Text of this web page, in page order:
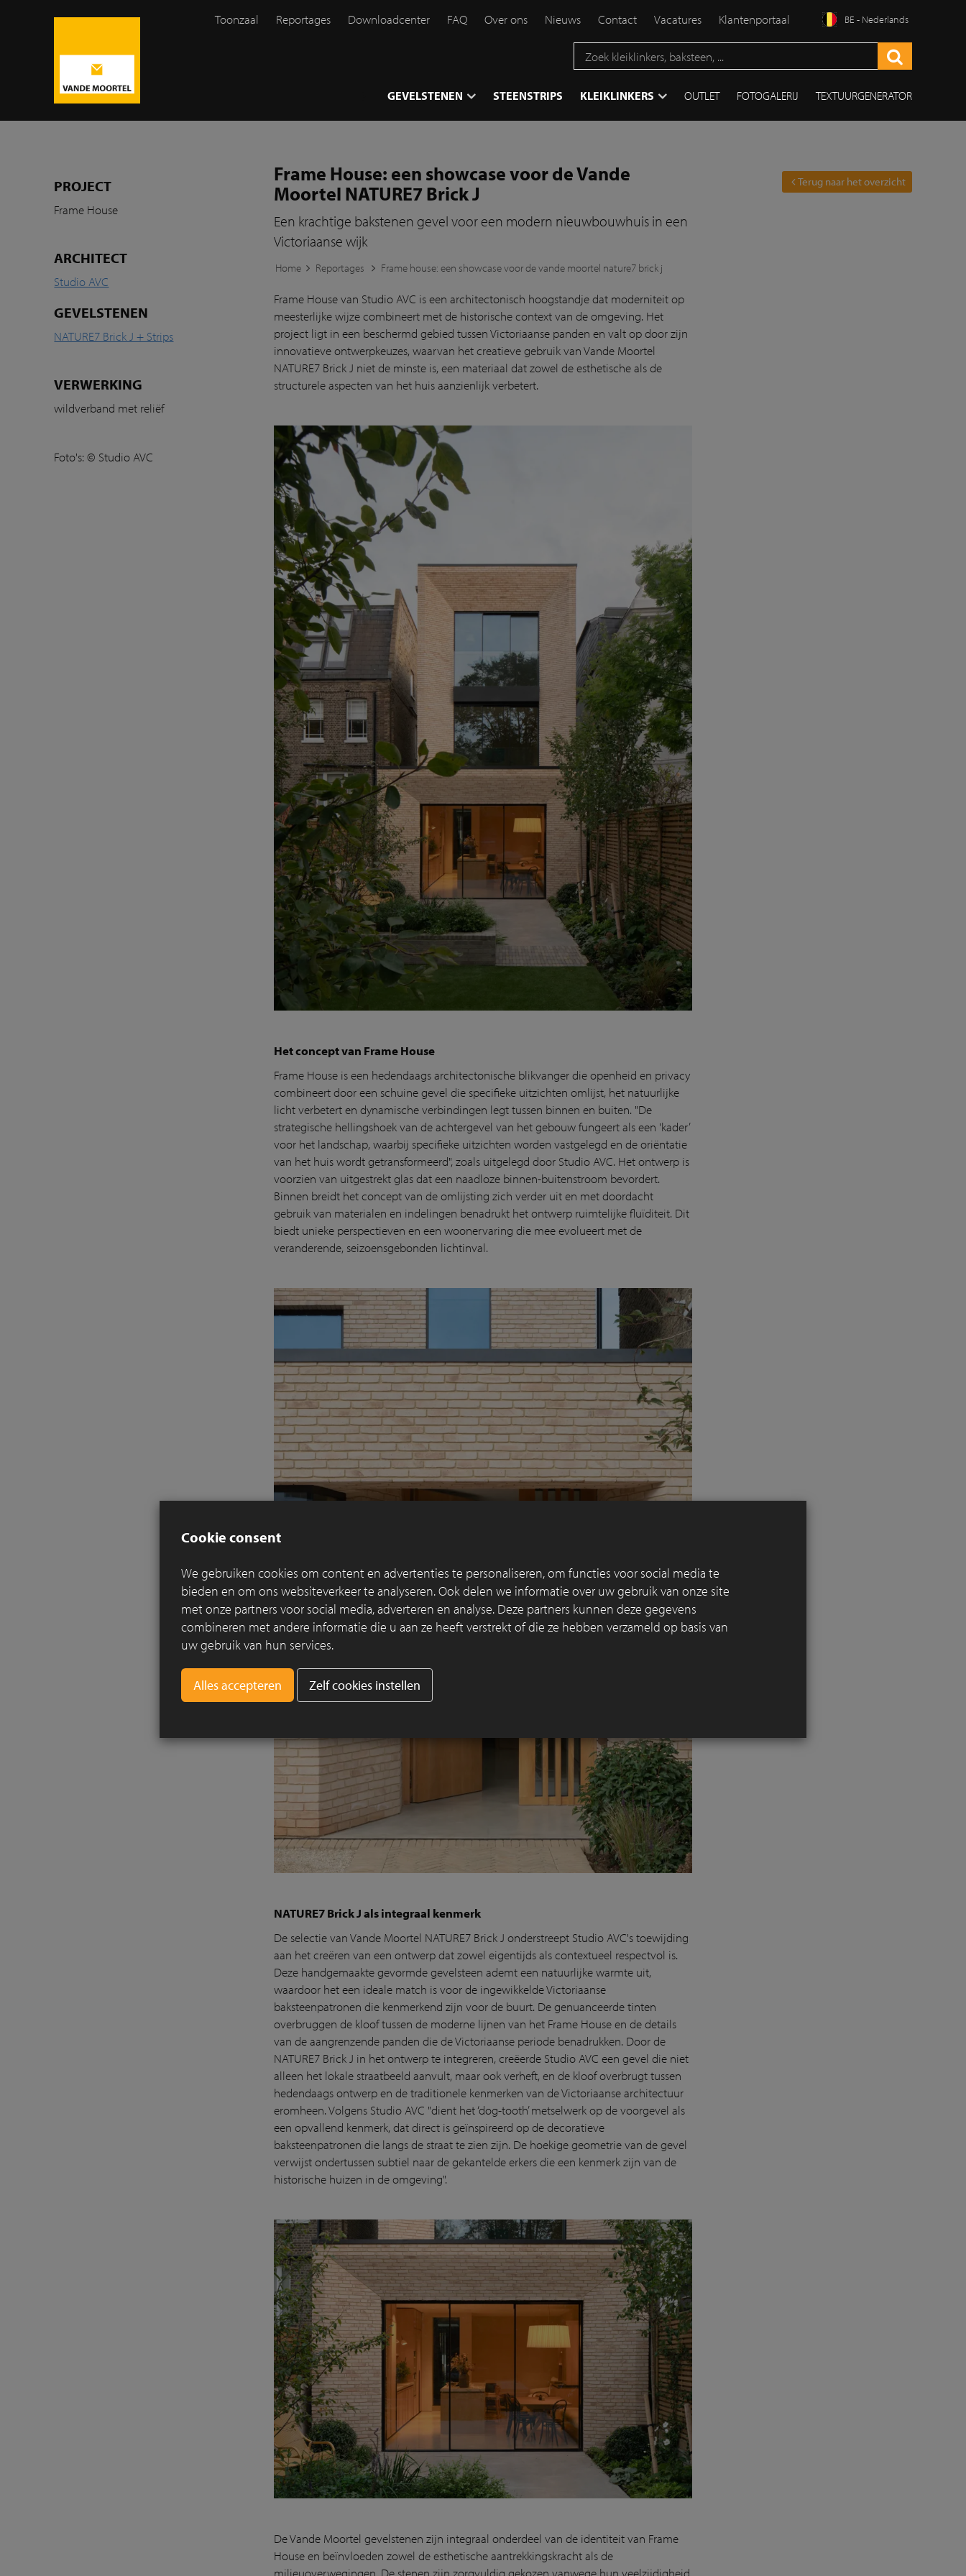
Toonzaal Reportages Downloadcenter FAQ Over ons Nieuws Contact Vacatures Klantenportaal BE - Nederlands
GEVELSTENEN STEENSTRIPS KLEIKLINKERS OUTLET FOTOGALERIJ TEXTUURGENERATOR
PROJECT
Frame House
ARCHITECT
Studio AVC
GEVELSTENEN
NATURE7 Brick J + Strips
VERWERKING
wildverband met reliëf
Foto's: © Studio AVC
Frame House: een showcase voor de Vande
Moortel NATURE7 Brick J
Een krachtige bakstenen gevel voor een modern nieuwbouwhuis in een
Victoriaanse wijk
Home Reportages Frame house: een showcase voor de vande moortel nature7 brick j
Frame House van Studio AVC is een architectonisch hoogstandje dat moderniteit op
meesterlijke wijze combineert met de historische context van de omgeving. Het
project ligt in een beschermd gebied tussen Victoriaanse panden en valt op door zijn
innovatieve ontwerpkeuzes, waarvan het creatieve gebruik van Vande Moortel
NATURE7 Brick J niet de minste is, een materiaal dat zowel de esthetische als de
structurele aspecten van het huis aanzienlijk verbetert.
Het concept van Frame House
Frame House is een hedendaags architectonische blikvanger die openheid en privacy
combineert door een schuine gevel die specifieke uitzichten omlijst, het natuurlijke
licht verbetert en dynamische verbindingen legt tussen binnen en buiten. "De
strategische hellingshoek van de achtergevel van het gebouw fungeert als een 'kader’
voor het landschap, waarbij specifieke uitzichten worden vastgelegd en de oriëntatie
van het huis wordt getransformeerd", zoals uitgelegd door Studio AVC. Het ontwerp is
voorzien van uitgestrekt glas dat een naadloze binnen-buitenstroom bevordert.
Binnen breidt het concept van de omlijsting zich verder uit en met doordacht
gebruik van materialen en indelingen benadrukt het ontwerp ruimtelijke fluïditeit. Dit
biedt unieke perspectieven en een woonervaring die mee evolueert met de
veranderende, seizoensgebonden lichtinval.
NATURE7 Brick J als integraal kenmerk
De selectie van Vande Moortel NATURE7 Brick J onderstreept Studio AVC's toewijding
aan het creëren van een ontwerp dat zowel eigentijds als contextueel respectvol is.
Deze handgemaakte gevormde gevelsteen ademt een natuurlijke warmte uit,
waardoor het een ideale match is voor de ingewikkelde Victoriaanse
baksteenpatronen die kenmerkend zijn voor de buurt. De genuanceerde tinten
overbruggen de kloof tussen de moderne lijnen van het Frame House en de details
van de aangrenzende panden die de Victoriaanse periode benadrukken. Door de
NATURE7 Brick J in het ontwerp te integreren, creëerde Studio AVC een gevel die niet
alleen het lokale straatbeeld aanvult, maar ook verheft, en de kloof overbrugt tussen
hedendaags ontwerp en de traditionele kenmerken van de Victoriaanse architectuur
eromheen. Volgens Studio AVC "dient het ‘dog-tooth’ metselwerk op de voorgevel als
een opvallend kenmerk, dat direct is geïnspireerd op de decoratieve
baksteenpatronen die langs de straat te zien zijn. De hoekige geometrie van de gevel
verwijst ondertussen subtiel naar de gekantelde erkers die een kenmerk zijn van de
historische huizen in de omgeving".
De Vande Moortel gevelstenen zijn integraal onderdeel van de identiteit van Frame
House en beïnvloeden zowel de esthetische aantrekkingskracht als de
milieuoverwegingen. De stenen zijn zorgvuldig gekozen vanwege hun veelzijdigheid
Terug naar het overzicht
Cookie consent
We gebruiken cookies om content en advertenties te personaliseren, om functies voor social media te
bieden en om ons websiteverkeer te analyseren. Ook delen we informatie over uw gebruik van onze site
met onze partners voor social media, adverteren en analyse. Deze partners kunnen deze gegevens
combineren met andere informatie die u aan ze heeft verstrekt of die ze hebben verzameld op basis van
uw gebruik van hun services.
Zelf cookies instellen